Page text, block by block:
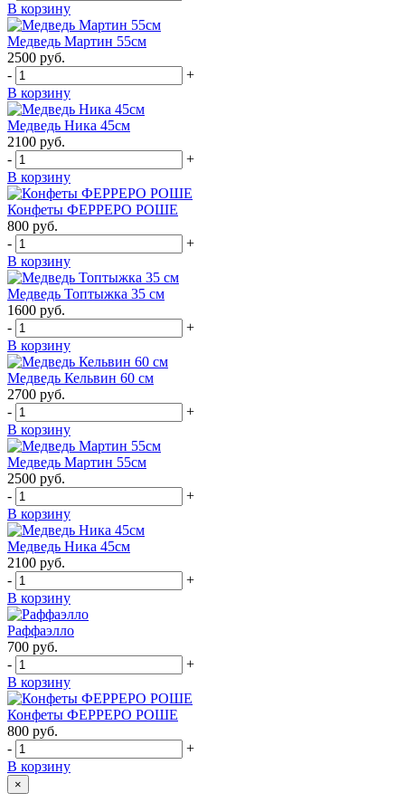
В корзину
Медведь Мартин 55см
2500 руб.
-
+
В корзину
Медведь Ника 45см
2100 руб.
-
+
В корзину
Конфеты ФЕРРЕРО РОШЕ
800 руб.
-
+
В корзину
Медведь Топтыжка 35 см
1600 руб.
-
+
В корзину
Медведь Кельвин 60 см
2700 руб.
-
+
В корзину
Медведь Мартин 55см
2500 руб.
-
+
В корзину
Медведь Ника 45см
2100 руб.
-
+
В корзину
Раффаэлло
700 руб.
-
+
В корзину
Конфеты ФЕРРЕРО РОШЕ
800 руб.
-
+
В корзину
×